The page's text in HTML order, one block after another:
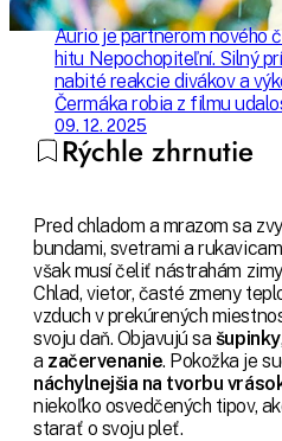
Rýchle zhrnutie
Pred chladom a mrazom sa
bundami, svetrami a
však musí čeliť nástrahám
Chlad, vietor, časté zmeny
vzduch v prekúrených
svoju daň. Objavujú sa šupinky,
a začervenanie. Pokožka je
náchylnejšia na tvorbu
niekoľko osvedčených tipov,
starať o svoju pleť.
Aurio je partnerom nového
hitu Nepochopiteľní. Silný
nabité reakcie divákov a
Čermáka robia z filmu
premeškať. Prečo sa oplatí
teraz? Všetko sa dozviete v
09. 12. 2025